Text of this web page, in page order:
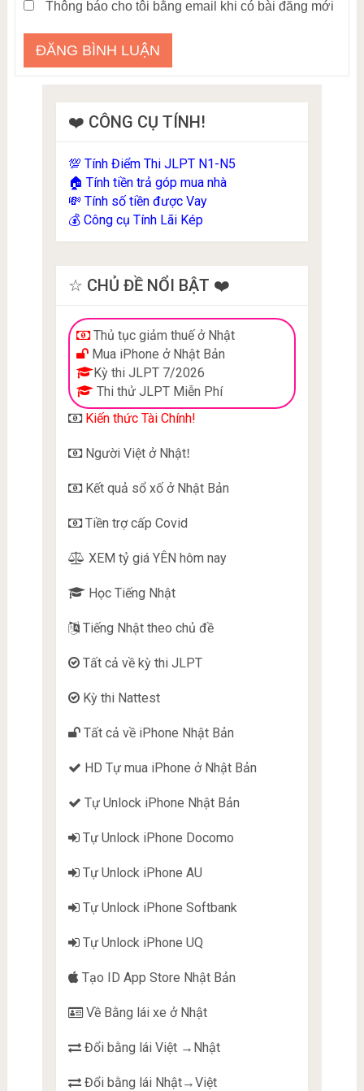
Thông báo cho tôi bằng email khi có bài đăng mới
❤️ CÔNG CỤ TÍNH!
💯 Tính Điểm Thi JLPT N1-N5
🏠 Tính tiền trả góp mua nhà
💸 Tính số tiền được Vay
💰 Công cụ Tính Lãi Kép
☆ CHỦ ĐỀ NỔI BẬT ❤️
Thủ tục giảm thuế ở Nhật
Mua iPhone ở Nhật Bản
Kỳ thi JLPT 7/2026
Thi thử JLPT Miễn Phí
Kiến thức Tài Chính!
Người Việt ở Nhật!
Kết quả sổ xố ở Nhật Bản
Tiền trợ cấp Covid
XEM tỷ giá YÊN hôm nay
Học Tiếng Nhật
Tiếng Nhật theo chủ đề
Tất cả về kỳ thi JLPT
Kỳ thi Nattest
Tất cả về iPhone Nhật Bản
HD Tự mua iPhone ở Nhật Bản
Tự Unlock iPhone Nhật Bản
Tự Unlock iPhone Docomo
Tự Unlock iPhone AU
Tự Unlock iPhone Softbank
Tự Unlock iPhone UQ
Tạo ID App Store Nhật Bản
Về Bằng lái xe ở Nhật
Đổi bằng lái Việt →Nhật
Đổi bằng lái Nhật→Việt